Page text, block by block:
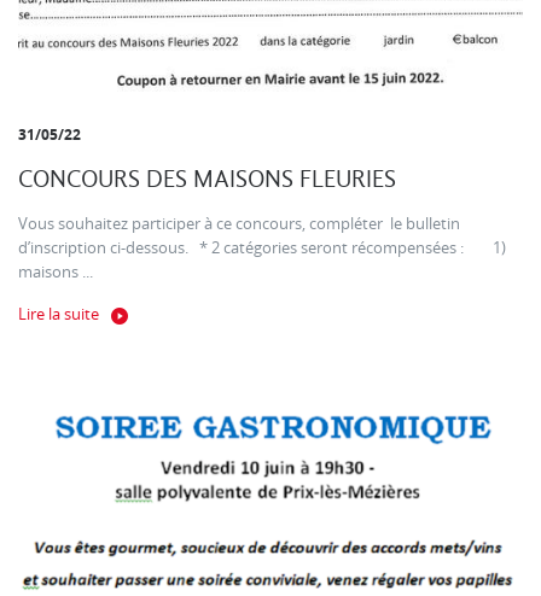
31/05/22
CONCOURS DES MAISONS FLEURIES
Vous souhaitez participer à ce concours, compléter le bulletin
d’inscription ci-dessous. * 2 catégories seront récompensées : 1)
maisons ...
Lire la suite